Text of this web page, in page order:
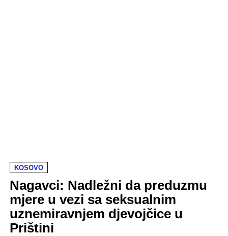
KOSOVO
Nagavci: Nadležni da preduzmu
mjere u vezi sa seksualnim
uznemiravnjem djevojčice u
Prištini